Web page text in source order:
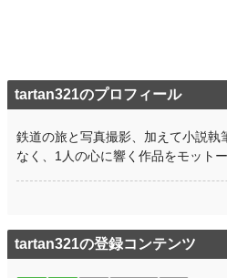
累計ポイント 86,860 pt (32,924 位)
tartan321のプロフィール
鉄道の旅と写真撮影、加えて小説執
なく、1人の心に響く作品をモット
tartan321の登録コンテンツ